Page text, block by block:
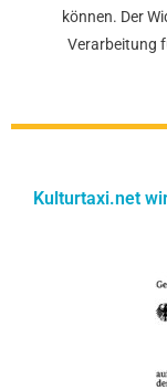
können. Der
Verarbeitung
Kulturtaxi.net